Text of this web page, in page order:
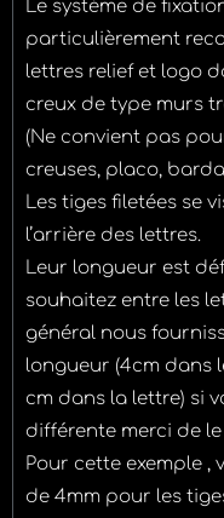
Le système de
particulièrement
lettres relief et logo
creux de type murs
(Ne convient pas
creuses, placo,
Les tiges filetées se
l’arrière des lettres.
Leur longueur est
souhaitez entre les
général nous
longueur (4cm dans
cm dans la lettre) si
différente merci de
Pour cette exemple ,
de 4mm pour les